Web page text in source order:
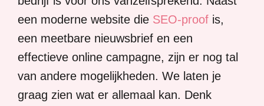
een moderne website die SEO-proof is,
een meetbare nieuwsbrief en een
effectieve online campagne, zijn er nog tal
van andere mogelijkheden. We laten je
graag zien wat er allemaal kan. Denk